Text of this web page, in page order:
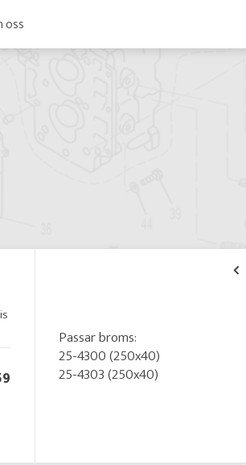
oss
Passar broms:
25-4300 (250x40)
25-4303 (250x40)